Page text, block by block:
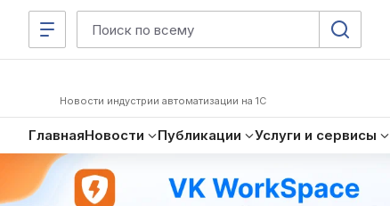
Новости индустрии автоматизации на 1С
ГлавнаяНовости Публикации Услуги и сервисы